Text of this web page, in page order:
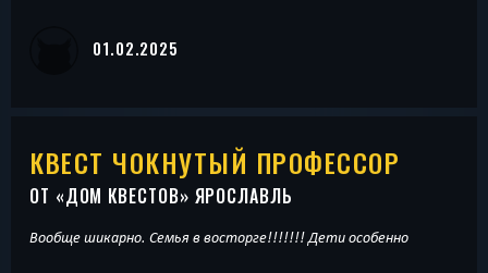
01.02.2025
КВЕСТ ЧОКНУТЫЙ ПРОФЕССОР
ОТ «ДОМ КВЕСТОВ» ЯРОСЛАВЛЬ
Вообще шикарно. Семья в восторге!!!!!!! Дети особенно